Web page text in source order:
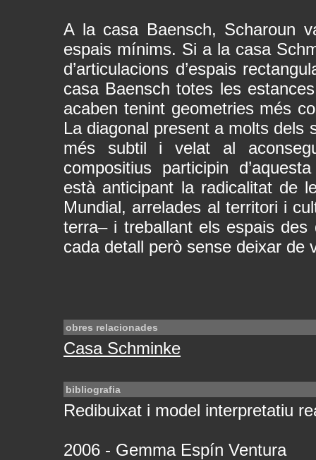
A la casa Baensch, Scharoun
espais mínims. Si a la casa
d’articulacions d’espais
casa Baensch totes les
acaben tenint geometries més
La diagonal present a molts dels
més subtil i velat al
compositius participin
està anticipant la radicalitat de
Mundial, arrelades al territori i
terra– i treballant els espais
cada detall però sense deixar de
obres relacionades
Casa Schminke
bibliografia
Redibuixat i model interpretatiu
2006 - Gemma Espín Ventura